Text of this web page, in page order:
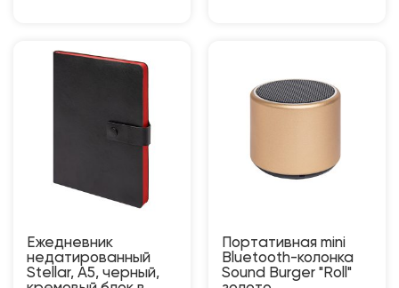
Ежедневник
недатированный
Stellar, А5, черный,
Портативная mini
Bluetooth-колонка
Sound Burger "Roll"